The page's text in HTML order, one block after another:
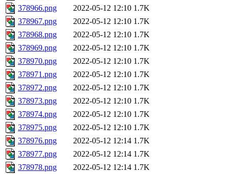
378966.png
2022-05-12 12:10 1.7K
378967.png
2022-05-12 12:10 1.7K
378968.png
2022-05-12 12:10 1.7K
378969.png
2022-05-12 12:10 1.7K
378970.png
2022-05-12 12:10 1.7K
378971.png
2022-05-12 12:10 1.7K
378972.png
2022-05-12 12:10 1.7K
378973.png
2022-05-12 12:10 1.7K
378974.png
2022-05-12 12:10 1.7K
378975.png
2022-05-12 12:10 1.7K
378976.png
2022-05-12 12:14 1.7K
378977.png
2022-05-12 12:14 1.7K
378978.png
2022-05-12 12:14 1.7K